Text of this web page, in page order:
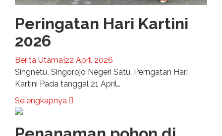
Peringatan Hari Kartini
2026
Berita Utama 22 April 2026
Singnetu_Singorojo Negeri Satu. Perngatan Hari
Kartini Pada tanggal 21 April…
Selengkapnya